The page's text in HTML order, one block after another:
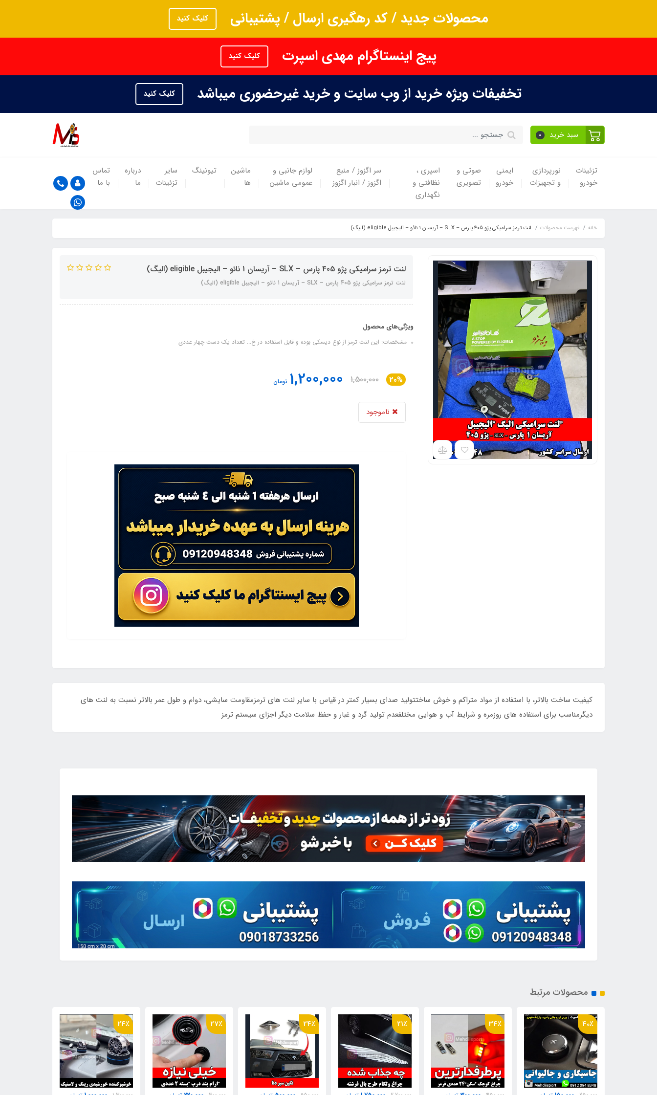
محصولات جدید / کد رهگیری ارسال / پشتیبانی کلیک کنید
پیج اینستاگرام مهدی اسپرت کلیک کنید
تخفیفات ویژه خرید از وب سایت و خرید غیرحضوری میباشد کلیک کنید
سبد خرید 0
تزئینات
خودرو
نورپردازی
و تجهیزات
ایمنی
خودرو
صوتی و
تصویری
اسپری ،
نظافتی و
نگهداری
سر اگزوز / منبع
اگزوز / انبار اگزوز
لوازم جانبی و
عمومی ماشین
ماشین
ها
تیونینگ
سایر
تزئینات
درباره
ما
تماس
با ما
خانه فهرست محصولات لنت ترمز سرامیکی پژو 405 پارس – SLX – آریسان 1 نائو – الیجیبل eligible (الیگ)
لنت ترمز سرامیکی پژو 405 پارس – SLX – آریسان 1 نائو – الیجیبل eligible (الیگ)
لنت ترمز سرامیکی پژو 405 پارس – SLX – آریسان 1 نائو – الیجیبل eligible (الیگ)
ویژگی‌های محصول
مشخصات: این لنت ترمز از نوع دیسکی بوده و قابل استفاده در خ... تعداد یک دست چهار عددی
20%
1,500,000
1,200,000 تومان
ناموجود
کیفیت ساخت بالاتر، با استفاده از مواد متراکم و خوش ساختتولید صدای بسیار کمتر در قیاس با سایر لنت های ترمزمقاومت سایشی، دوام و طول عمر بالاتر نسبت به لنت های
دیگرمناسب برای استفاده های روزمره و شرایط آب و هوایی مختلفعدم تولید گرد و غبار و حفظ سلامت دیگر اجزای سیستم ترمز
محصولات مرتبط
34٪ 21٪ 24٪ 27٪ 24٪ 14٪